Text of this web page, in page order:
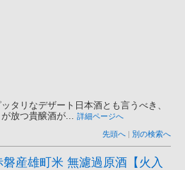
タリなデザート日本酒とも言うべき、
放つ貴醸酒が... 詳細ページへ
先頭へ | 別の検索へ
産雄町米 無濾過原酒【火入